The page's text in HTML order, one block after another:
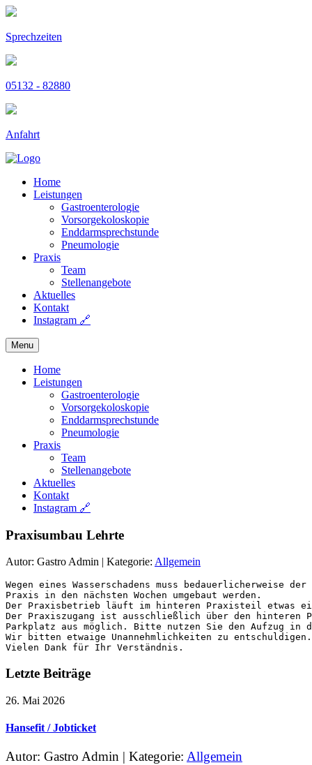
Sprechzeiten
05132 - 82880
Anfahrt
Home
Leistungen
Gastroenterologie
Vorsorgekoloskopie
Enddarmsprechstunde
Pneumologie
Praxis
Team
Stellenangebote
Aktuelles
Kontakt
Instagram 🔗
Menu
Home
Leistungen
Gastroenterologie
Vorsorgekoloskopie
Enddarmsprechstunde
Pneumologie
Praxis
Team
Stellenangebote
Aktuelles
Kontakt
Instagram 🔗
Praxisumbau Lehrte
Autor: Gastro Admin | Kategorie: Allgemein
Wegen eines Wasserschadens muss bedauerlicherweise
Praxis in den nächsten Wochen umgebaut werden.
Der Praxisbetrieb läuft im hinteren Praxisteil etwas
Der Praxiszugang ist ausschließlich über den hinteren
Parkplatz aus möglich. Bitte nutzen Sie den Aufzug in
Wir bitten etwaige Unannehmlichkeiten zu entschuldigen.
Vielen Dank für Ihr Verständnis.
Letzte Beiträge
26. Mai 2026
Hansefit / Jobticket
Autor: Gastro Admin | Kategorie: Allgemein